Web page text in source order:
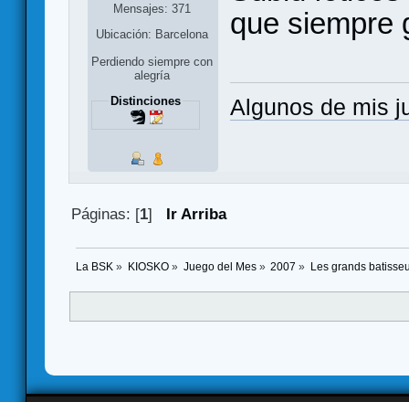
Mensajes: 371
Ubicación: Barcelona
Perdiendo siempre con
alegría
Distinciones
que
Algunos de mis
Páginas: [1] Ir Arriba
La BSK » KIOSKO» Juego del Mes» 2007 » Les grands